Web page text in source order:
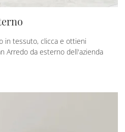
in tessuto, clicca e ottieni
Arredo da esterno dell'azienda